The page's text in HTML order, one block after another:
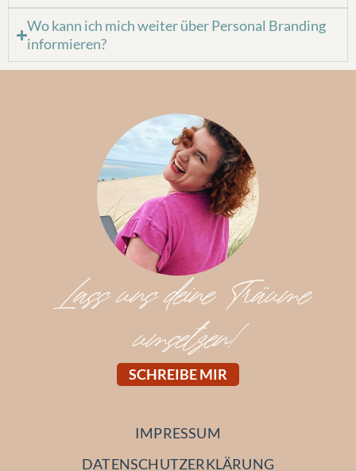
Wo kann ich mich weiter über Personal Branding
informieren?
Lass uns deine Träume
umsetzen!
SCHREIBE MIR
IMPRESSUM
DATENSCHUTZERKLÄRUNG